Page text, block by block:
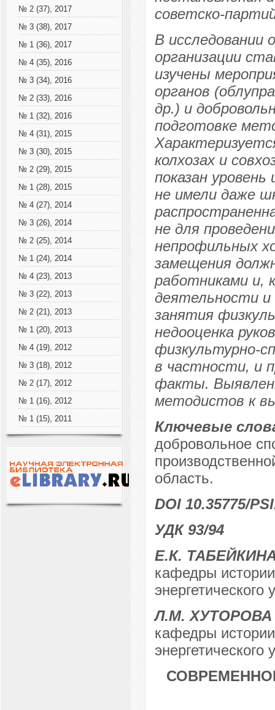
№ 2 (37), 2017
№ 3 (38), 2017
№ 1 (36), 2017
№ 4 (35), 2016
№ 3 (34), 2016
№ 2 (33), 2016
№ 1 (32), 2016
№ 4 (31), 2015
№ 3 (30), 2015
№ 2 (29), 2015
№ 1 (28), 2015
№ 4 (27), 2014
№ 3 (26), 2014
№ 2 (25), 2014
№ 1 (24), 2014
№ 4 (23), 2013
№ 3 (22), 2013
№ 2 (21), 2013
№ 1 (20), 2013
№ 4 (19), 2012
№ 3 (18), 2012
№ 2 (17), 2012
№ 1 (16), 2012
№ 1 (15), 2011
советско-
В
организации
изучены
органов
др.) и
подготовке
колхозах и
показан
не имели даже
не для
непрофильных
замещения
работниками и,
деятельности и
занятия
недооценка
физкультурно-
в частности, и
факты.
методистов к
Ключевые
добровольное
область.
DOI 10.35775/
УДК 93/94
Е.К.
кафедры истории
энергетического
Л.М. ХУТОРОВА
кафедры истории
энергетического